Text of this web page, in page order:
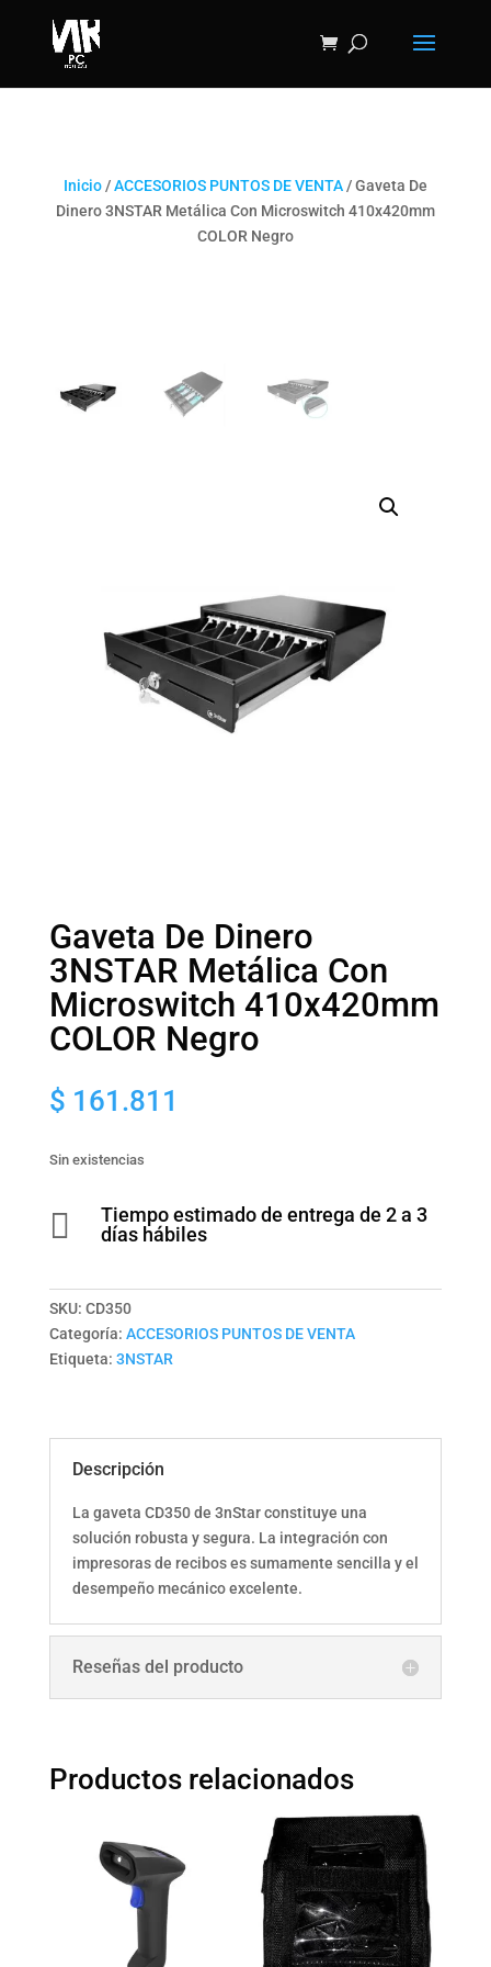
Inicio/ACCESORIOS PUNTOS DE VENTA/ Gaveta De
Dinero 3NSTAR Metálica Con Microswitch 410x420mm
COLOR Negro
Gaveta De Dinero
3NSTAR Metálica Con
Microswitch 410x420mm
COLOR Negro
$ 161.811
Sin existencias

Tiempo estimado de entrega de 2 a 3
días hábiles
SKU: CD350
Categoría: ACCESORIOS PUNTOS DE VENTA
Etiqueta: 3NSTAR
Descripción
La gaveta CD350 de 3nStar constituye una
solución robusta y segura. La integración con
impresoras de recibos es sumamente sencilla y el
desempeño mecánico excelente.
Reseñas del producto
Productos relacionados